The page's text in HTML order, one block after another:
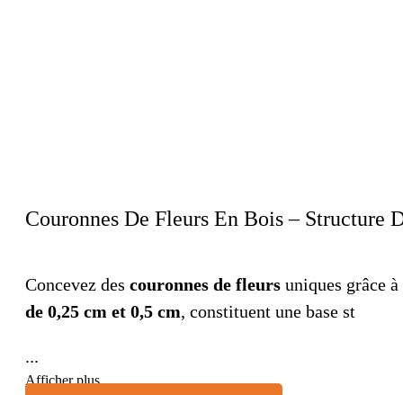
Couronnes De Fleurs En Bois – Structure
Concevez des couronnes de fleurs uniques grâce
de 0,25 cm et 0,5 cm, constituent une base st
...
Afficher plus